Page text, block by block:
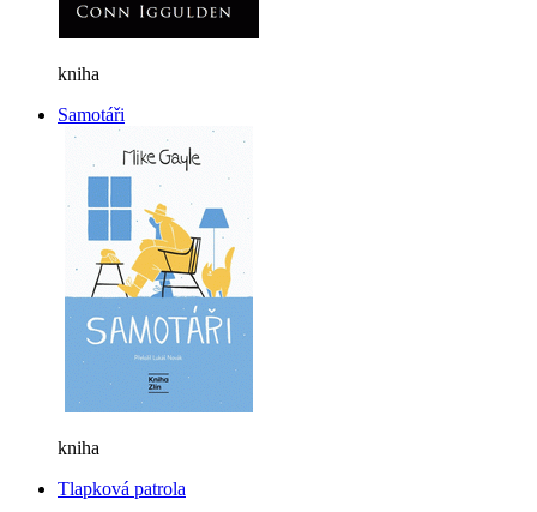
kniha
Samotáři
kniha
Tlapková patrola